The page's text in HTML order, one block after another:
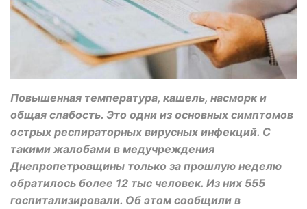
Повышенная температура, кашель, насморк и
общая слабость. Это одни из основных симптомов
острых респираторных вирусных инфекций. С
такими жалобами в медучреждения
Днепропетровщины только за прошлую неделю
обратилось более 12 тыс человек. Из них 555
госпитализировали. Об этом сообщили в